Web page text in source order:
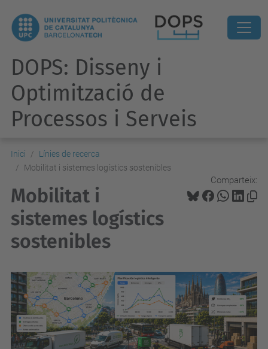
DOPS: Disseny i
Optimització de
Processos i Serveis
Inici
Línies de recerca
Mobilitat i sistemes logístics sostenibles
Comparteix:
Mobilitat i
sistemes logístics
sostenibles